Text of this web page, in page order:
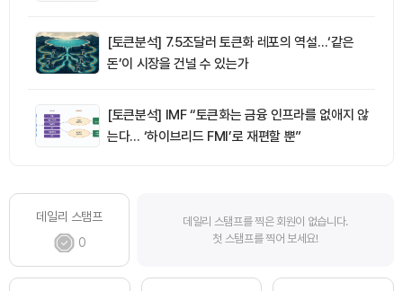
[토큰분석] 7.5조달러 토큰화 레포의 역설…‘같은
돈’이 시장을 건널 수 있는가
[토큰분석] IMF “토큰화는 금융 인프라를 없애지 않
는다… ‘하이브리드 FMI’로 재편할 뿐”
데일리 스탬프
0
데일리 스탬프를 찍은 회원이 없습니다.
첫 스탬프를 찍어 보세요!